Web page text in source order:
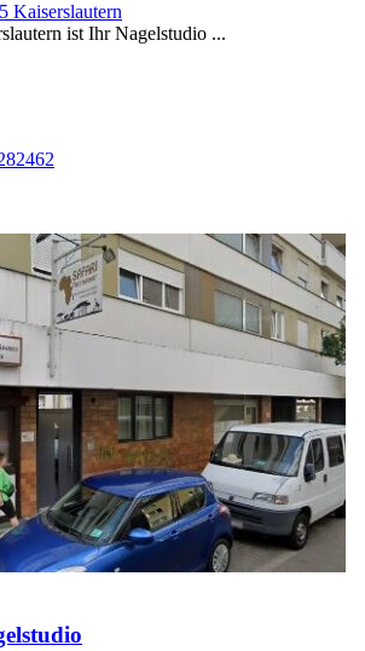
Kaiserslautern
ist Ihr Nagelstudio ...